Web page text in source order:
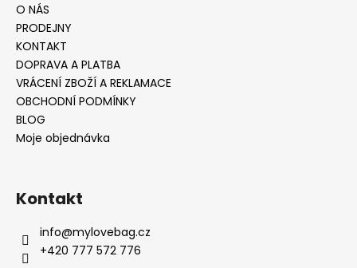
O NÁS
PRODEJNY
KONTAKT
DOPRAVA A PLATBA
VRÁCENÍ ZBOŽÍ A REKLAMACE
OBCHODNÍ PODMÍNKY
BLOG
Moje objednávka
Kontakt
info@mylovebag.cz
+420 777 572 776